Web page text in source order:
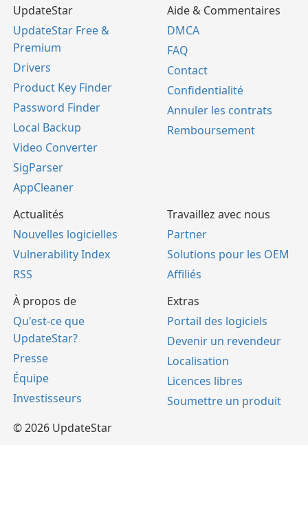
UpdateStar
UpdateStar Free &
Premium
Drivers
Product Key Finder
Password Finder
Local Backup
Video Converter
SigParser
AppCleaner
Aide & Commentaires
DMCA
FAQ
Contact
Confidentialité
Annuler les contrats
Remboursement
Actualités
Nouvelles logicielles
Vulnerability Index
RSS
Travaillez avec nous
Partner
Solutions pour les OEM
Affiliés
À propos de
Qu'est-ce que
UpdateStar?
Presse
Équipe
Investisseurs
Extras
Portail des logiciels
Devenir un revendeur
Localisation
Licences libres
Soumettre un produit
© 2026 UpdateStar